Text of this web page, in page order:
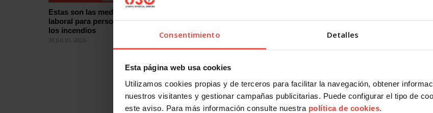
Consentimiento Detalles
Esta página web usa cookies
Utilizamos cookies propias y de terceros para facilitar la navegación, obtener
nuestros visitantes y gestionar campañas publicitarias. Puede configurar el tipo de
este aviso. Para más información consulte nuestra política de cookies.
Estas son las medidas de protección
laboral para personas afectadas por
los incendios
30 JULIO, 2026
cómo
29 JULIO, 2026
27 JULIO, 2026